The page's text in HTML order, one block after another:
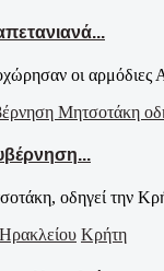
οι αρμόδιες
οδηγεί την
Κρήτη